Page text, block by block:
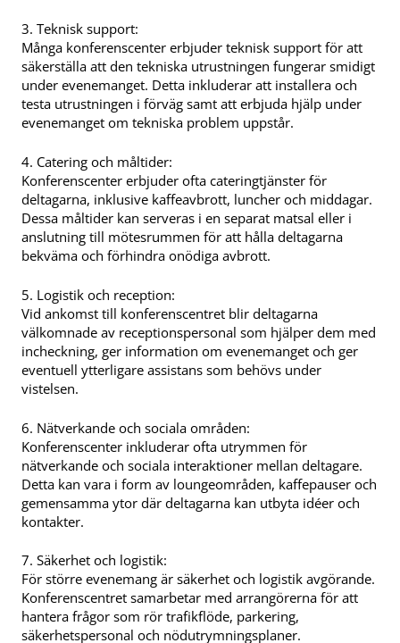
3. Teknisk support:
Många konferenscenter erbjuder teknisk support för att
säkerställa att den tekniska utrustningen fungerar smidigt
under evenemanget. Detta inkluderar att installera och
testa utrustningen i förväg samt att erbjuda hjälp under
evenemanget om tekniska problem uppstår.
4. Catering och måltider:
Konferenscenter erbjuder ofta cateringtjänster för
deltagarna, inklusive kaffeavbrott, luncher och middagar.
Dessa måltider kan serveras i en separat matsal eller i
anslutning till mötesrummen för att hålla deltagarna
bekväma och förhindra onödiga avbrott.
5. Logistik och reception:
Vid ankomst till konferenscentret blir deltagarna
välkomnade av receptionspersonal som hjälper dem med
incheckning, ger information om evenemanget och ger
eventuell ytterligare assistans som behövs under
vistelsen.
6. Nätverkande och sociala områden:
Konferenscenter inkluderar ofta utrymmen för
nätverkande och sociala interaktioner mellan deltagare.
Detta kan vara i form av loungeområden, kaffepauser och
gemensamma ytor där deltagarna kan utbyta idéer och
kontakter.
7. Säkerhet och logistik:
För större evenemang är säkerhet och logistik avgörande.
Konferenscentret samarbetar med arrangörerna för att
hantera frågor som rör trafikflöde, parkering,
säkerhetspersonal och nödutrymningsplaner.